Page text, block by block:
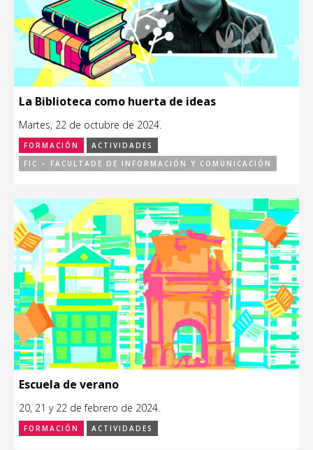
La Biblioteca como huerta de ideas
Martes, 22 de octubre de 2024.
FORMACIÓN
ACTIVIDADES
FIC – FACULTADE DE INFORMACIÓN Y COMUNICACIÓN
Escuela de verano
20, 21 y 22 de febrero de 2024.
FORMACIÓN ACTIVIDADES